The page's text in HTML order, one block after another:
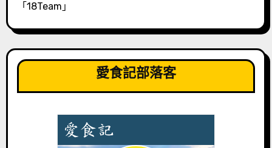
「18Team」
愛食記部落客